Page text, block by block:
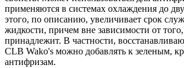
применяются в системах охлаждения до
этого, по описанию, увеличивает срок
жидкости, причем вне зависимости от
принадлежит. В частности,
CLB Wako's можно добавлять к зеленым,
антифризам.